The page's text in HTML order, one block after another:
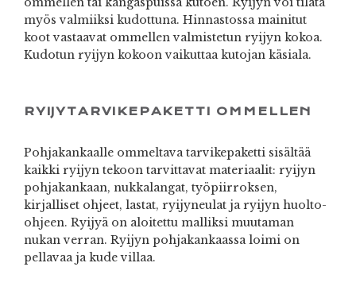
myös valmiiksi kudottuna. Hinnastossa mainitut
koot vastaavat ommellen valmistetun ryijyn kokoa.
Kudotun ryijyn kokoon vaikuttaa kutojan käsiala.
RYIJYTARVIKEPAKETTI OMMELLEN
Pohjakankaalle ommeltava tarvikepaketti sisältää
kaikki ryijyn tekoon tarvittavat materiaalit: ryijyn
pohjakankaan, nukkalangat, työpiirroksen,
kirjalliset ohjeet, lastat, ryijyneulat ja ryijyn huolto-
ohjeen. Ryijyä on aloitettu malliksi muutaman
nukan verran. Ryijyn pohjakankaassa loimi on
pellavaa ja kude villaa.